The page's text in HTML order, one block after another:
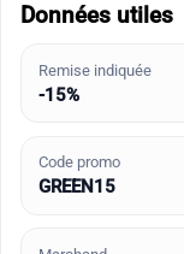
Données utiles
Remise indiquée
-15%
Code promo
GREEN15